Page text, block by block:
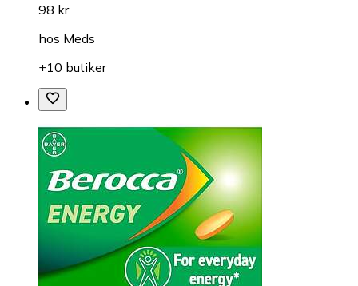
98 kr
hos Meds
+10 butiker